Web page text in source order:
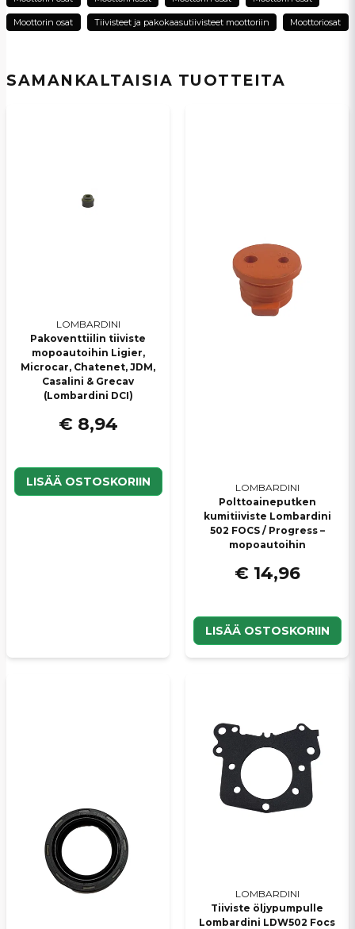
SAMANKALTAISIA ​​TUOTTEITA
LOMBARDINI
Pakoventtiilin tiiviste
mopoautoihin Ligier,
Microcar, Chatenet, JDM,
Casalini & Grecav
(Lombardini DCI)
€ 8,94
LISÄÄ OSTOSKORIIN
LOMBARDINI
Polttoaineputken
kumitiiviste Lombardini
502 FOCS / Progress –
mopoautoihin
€ 14,96
LISÄÄ OSTOSKORIIN
LOMBARDINI
Tiiviste öljypumpulle
Lombardini LDW502 Focs
Moottorin osat Tiivisteet ja pakokaasutiivisteet moottoriin Moottoriosat